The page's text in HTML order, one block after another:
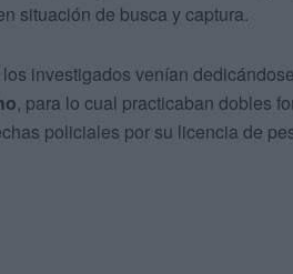
situación de busca y captura.
investigados venían dedicándose
, para lo cual practicaban dobles
policiales por su licencia de